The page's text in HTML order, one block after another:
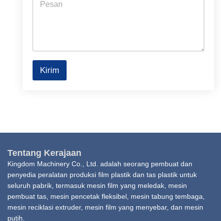
e
Kirim
Tentang Kerajaan
Kingdom Machinery Co., Ltd. adalah seorang pembuat dan
penyedia peralatan produksi film plastik dan tas plastik untuk
seluruh pabrik, termasuk mesin film yang meledak, mesin
pembuat tas, mesin pencetak fleksibel, mesin tabung tembaga,
mesin reciklasi extruder, mesin film yang menyebar, dan mesin
putih.